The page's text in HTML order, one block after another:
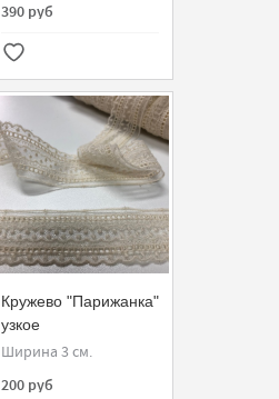
390 руб
Кружево "Парижанка"
узкое
Ширина 3 см.
200 руб